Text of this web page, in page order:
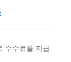
수수료를 지급